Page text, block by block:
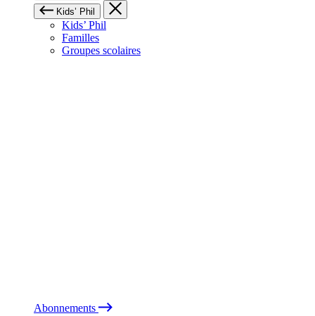
Kids’ Phil
Kids’ Phil
Familles
Groupes scolaires
Abonnements